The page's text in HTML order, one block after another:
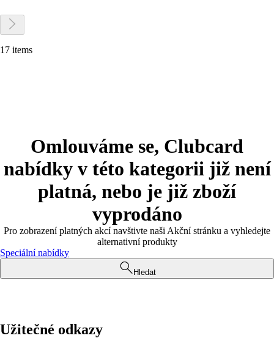
17 items
Omlouváme se, Clubcard
nabídky v této kategorii již není
platná, nebo je již zboží
vyprodáno
Pro zobrazení platných akcí navštivte naši Akční stránku a vyhledejte
alternativní produkty
Speciální nabídky
Hledat
Užitečné odkazy